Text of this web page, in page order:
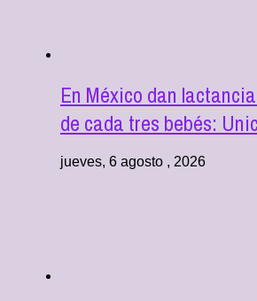
En México dan
de cada tres bebés:
jueves, 6 agosto , 2026